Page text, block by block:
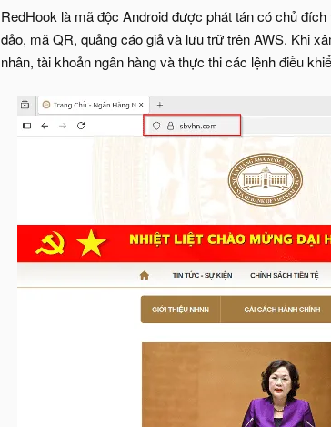
RedHook là mã độc Android được phát tán có chủ
đảo, mã QR, quảng cáo giả và lưu trữ trên AWS. Khi
nhân, tài khoản ngân hàng và thực thi các lệnh điều